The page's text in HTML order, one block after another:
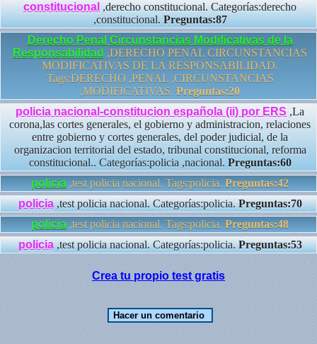
constitucional ,derecho constitucional. Categorías:derecho
,constitucional. Preguntas:87
Derecho Penal Circunstancias Modificativas de la
Responsabilidad ,DERECHO PENAL CIRCUNSTANCIAS
MODIFICATIVAS DE LA RESPONSABILIDAD.
Tags:DERECHO ,PENAL ,CIRCUNSTANCIAS
,MODIFICATIVAS. Preguntas:20
policia nacional-constitucion española (ii) por ERS ,La
corona,las cortes generales, el gobierno y administracion, relaciones
entre gobierno y cortes generales, del poder judicial, de la
organizacion territorial del estado, tribunal constitucional, reforma
constitucional.. Categorías:policia ,nacional. Preguntas:60
policia ,test policia nacional. Tags:policia. Preguntas:42
policia,test policia nacional. Categorías:policia.Preguntas:70
policia ,test policia nacional. Tags:policia. Preguntas:48
policia,test policia nacional. Categorías:policia.Preguntas:53
Crea tu propio test gratis